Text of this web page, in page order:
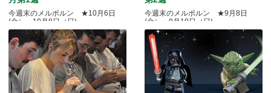
今週末のメルボルン ★10月6日
(金）～10月8日（日)
今週末のメルボルン ★9月8日
(金）～9月10日（日)